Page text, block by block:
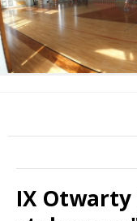
IX Otwarty